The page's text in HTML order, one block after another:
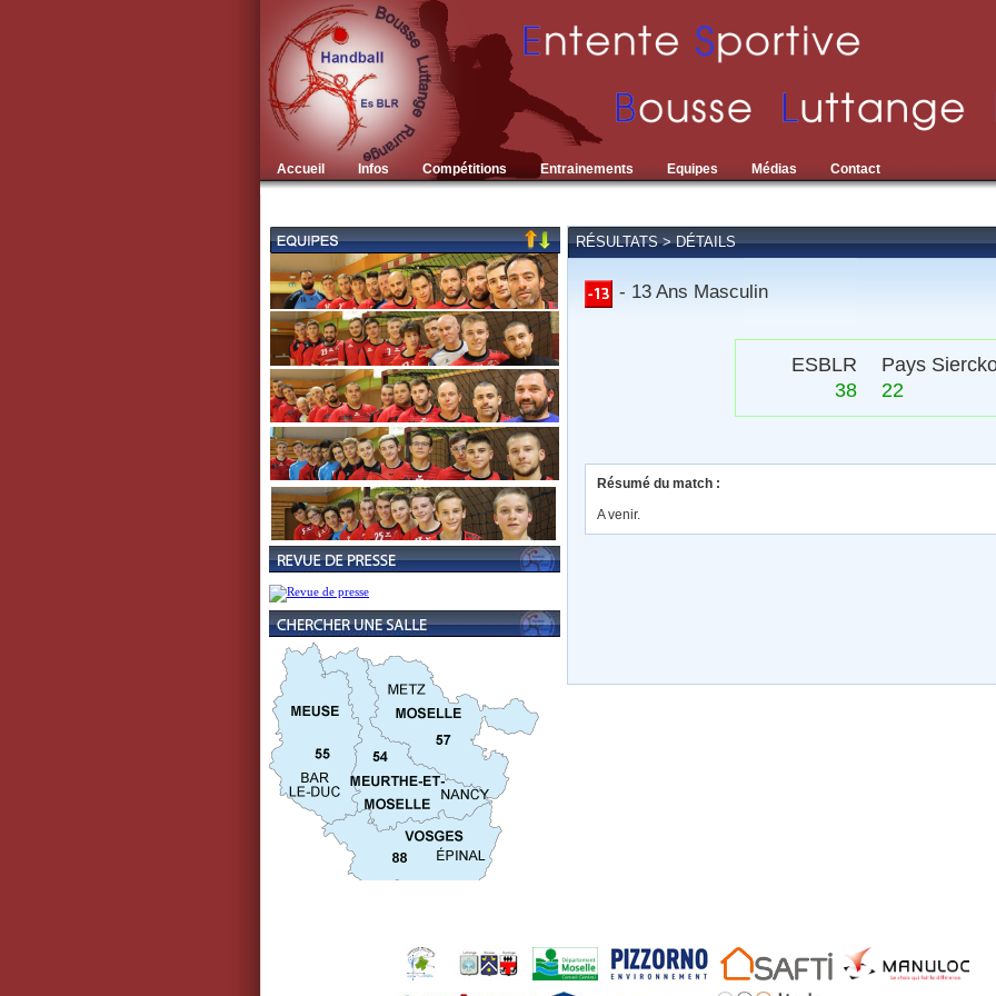
Accueil Infos Compétitions Entrainements Equipes Médias Contact
RÉSULTATS > DÉTAILS
- 13 Ans Masculin
ESBLR
Pays
38
22
Résumé du match :
A venir.